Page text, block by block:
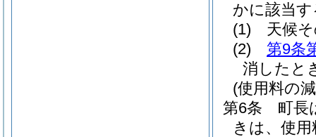
かに該当
(1)
天候
(2)
第9条
消したと
(使用料の
第6条
町長
きは、使